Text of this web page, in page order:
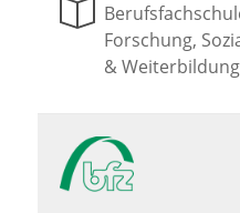
Forschung,
& Weiterbildung